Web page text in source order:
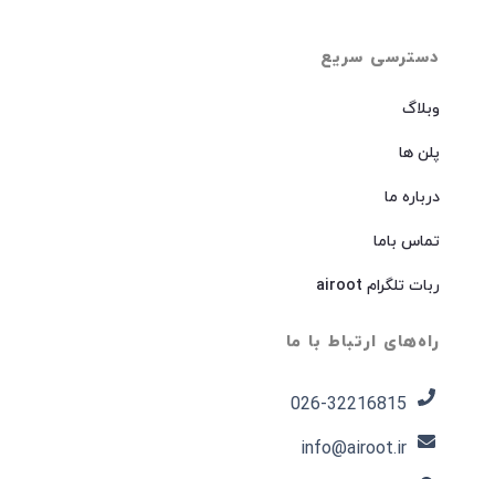
دسترسی سریع
وبلاگ
پلن ها
درباره ما
تماس باما
ربات تلگرام airoot
راه‌های ارتباط با ما
026-32216815​
info@airoot.ir